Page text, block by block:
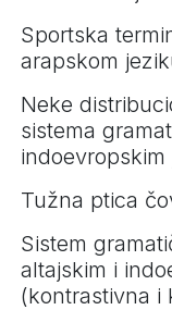
Sportska
arapskom
Neke
sistema
indoevropskim
Tužna ptica
Sistem
altajskim i
(kontrastivna i